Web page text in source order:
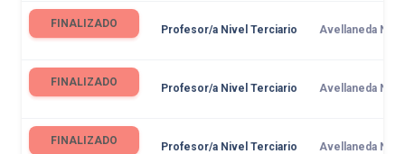
FINALIZADO Profesor/a Nivel Terciario Avellaneda N°
FINALIZADO Profesor/a Nivel Terciario Avellaneda N°
FINALIZADO Profesor/a Nivel Terciario Avellaneda N°